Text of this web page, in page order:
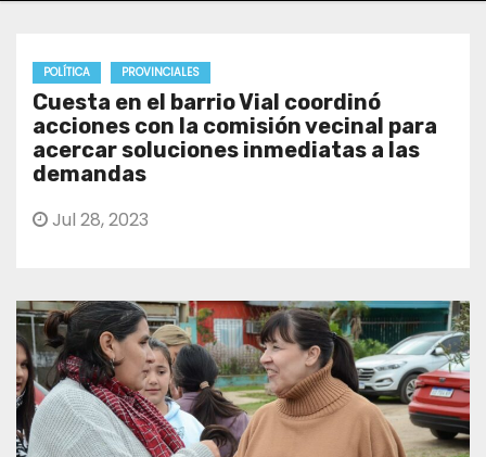
POLÍTICA PROVINCIALES
Cuesta en el barrio Vial coordinó
acciones con la comisión vecinal para
acercar soluciones inmediatas a las
demandas
Jul 28, 2023